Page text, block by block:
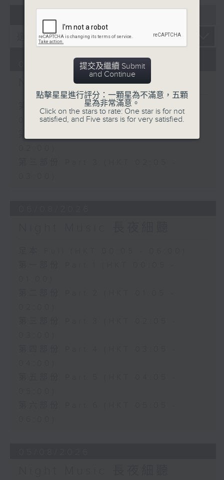
07/08/2026
Night Music 長夜細聽
第一部份 Part 1 (HKT 00:05 -
01:00)
提交及繼續 Submit
and Continue
點擊星星進行評分：一顆星為不滿意，五顆
星為非常滿意。
Click on the stars to rate: One star is for not
satisfied, and Five stars is for very satisfied.